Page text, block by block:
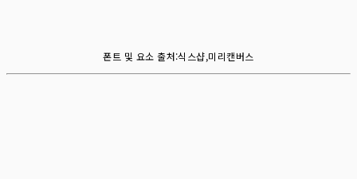
폰트 및 요소 출처:식스샵,미리캔버스